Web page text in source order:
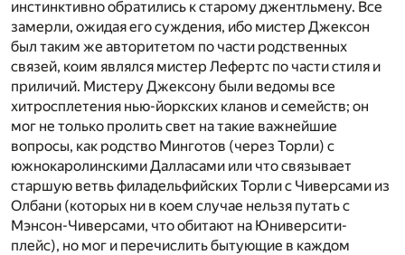
инстинктивно обратились к старому джентльмену. Все
замерли, ожидая его суждения, ибо мистер Джексон
был таким же авторитетом по части родственных
связей, коим являлся мистер Лефертс по части стиля и
приличий. Мистеру Джексону были ведомы все
хитросплетения нью-йоркских кланов и семейств; он
мог не только пролить свет на такие важнейшие
вопросы, как родство Минготов (через Торли) с
южнокаролинскими Далласами или что связывает
старшую ветвь филадельфийских Торли с Чиверсами из
Олбани (которых ни в коем случае нельзя путать с
Мэнсон-Чиверсами, что обитают на Юниверсити-
плейс), но мог и перечислить бытующие в каждом